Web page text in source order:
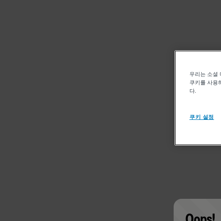
우리는 소셜
쿠키를 사용
다.
쿠키 설정